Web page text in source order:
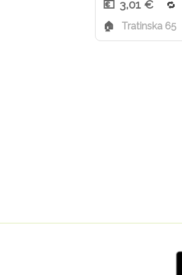
3,01 €
Tratinska 65